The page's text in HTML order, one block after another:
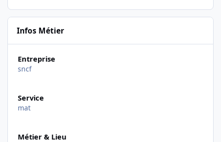
Infos Métier
Entreprise
sncf
Service
mat
Métier & Lieu